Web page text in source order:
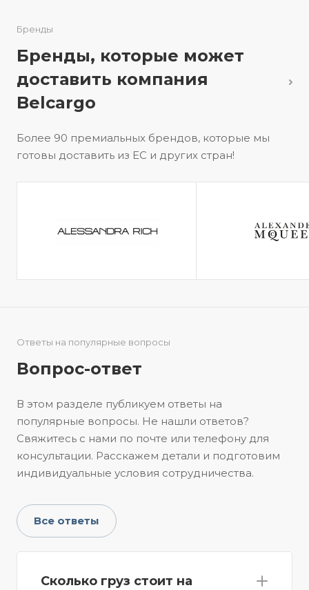
Бренды
Бренды, которые может
доставить компания
Belcargo
Более 90 премиальных брендов, которые мы
готовы доставить из ЕС и других стран!
Ответы на популярные вопросы
Вопрос-ответ
В этом разделе публикуем ответы на
популярные вопросы. Не нашли ответов?
Свяжитесь с нами по почте или телефону для
консультации. Расскажем детали и подготовим
индивидуальные условия сотрудничества.
Все ответы
Сколько груз стоит на